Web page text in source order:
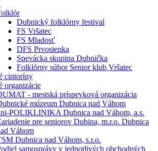
Dubnický folklórny festival
FS Vršatec
FS Mladosť
DFS Prvosienka
Spevácka skupina Dubnička
Folklórny súbor Senior klub Vršatec
cintoríny
organizácie
- mestská príspevková organizácia
múzeum Dubnica nad Váhom
POLIKLINIKA Dubnica nad Váhom, a.s.
pre seniorov Dubina, m.r.o. Dubnica
Váhom
Dubnica nad Váhom, s.r.o.
samosprávy v jednotlivých obchodných